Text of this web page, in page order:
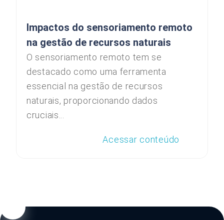
Impactos do sensoriamento remoto
na gestão de recursos naturais
O sensoriamento remoto tem se
destacado como uma ferramenta
essencial na gestão de recursos
naturais, proporcionando dados
cruciais...
Acessar conteúdo